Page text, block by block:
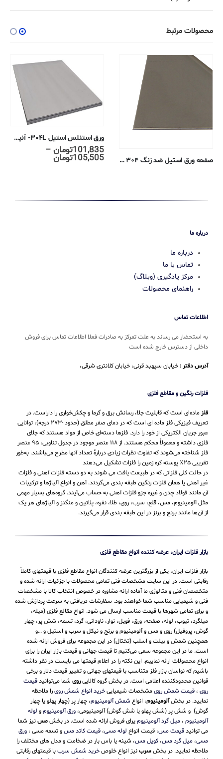
محصولات مرتبط
صفحه ورق استیل ضد زنگ ۳۰۴ – ۰٫۰۶۱ سانتی متر – ۲B آنیل
ورق استنلس استیل ۳۰۴L- آنیل شده- ۲B- ضخامت ۲٫۵ میلیمتر
101,835تومان –
105,505تومانمحدوده
قیمت:
درباره ما
درباره ما
تماس با ما
مرکز یادگیری (وبلاگ)
راهنمای محصولات
اطلاعات تماس
به استحضار می رساند به علت تمرکز به صادرات فعلا اطلاعات تماس برای فروش
داخلی از دسترس خارج شده است
آدرس دفتر : خیابان سپهبد قرنی، خیابان کلانتری شرقی،
فلزات رنگین و مقاطع فلزی
فلز ماده‌ای است که قابلیت جلا، رسانش برق و گرما و چکش‌خواری را داراست. در
تعریف فیزیکی فلز ماده ای است که در دمای صفر مطلق (حدود -۲۷۳ درجه)، توانایی
عبور جریان الکتریکی از خود را دارد. فلزها دسته‌ای خاص از مواد هستند که جلای
فلزی داشته و معمولاً محکم هستند. از ۱۱۸ عنصر موجود در جدول تناوبی، ۹۵ عنصر
فلز شناخته می‌شوند که تفاوت نظرات زیادی دربارهٔ تعداد آنها مطرح می‌باشند. به‌طور
تقریبی ۲۵٪ پوسته کره زمین را فلزات تشکیل می‌دهند
در حالت کلی فلزاتی که در طبیعت یافت می شوند به دو دسته فلزات آهنی و فلزات
غیر آهنی یا همان فلزات رنگین طبقه بندی می‌گردند. آهن و انواع آلیاژها و ترکیبات
آن مانند فولاد چدن و غیره جزو فلزات آهنی به حساب می‌‌آیند. گروه‌های بسیار مهمی
مثل آلومینیوم، مس، قلع، سرب، روی، طلا، نقره، پلاتین و منگنز و آلیاژهای هر یک
از آن‌ها مانند برنج و برنز در این طبقه‌ بندی قرار می‌‌گیرند.
بازار فلزات ایران، عرضه کننده انواع مقاطع فلزی
بازار فلزات ایران، یکی از بزرگترین عرضه کنندگان انواع مقاطع فلزی با قیمتهای کاملاً
رقابتی است. در این سایت مشخصات فنی تمامی محصولات با جزئیات ارائه شده و
متخصصان فنی و متالوژی ما آماده ارائه مشاوره در خصوص انتخاب کالا با مشخصات
فنی و شیمیایی مناسب شما خواهند بود. سفارشات دریافتی به سرعت پردازش شده
و برای تمامی شهرها با قیمت مناسب ارسال می شود. انواع مقالع فلزی (میله،
میلگرد، تیوب، لوله، صفحه، ورق، فویل، نوار، ناودانی، گرد، تسمه، شش پر، چهار
گوش، پروفیل) روی و مس و آلومینیوم و برنج و نیکل و سرب و استیل و …و
همچنین شمش و بیلت و اسلب (تختال) در این مجموعه برای فروش ارائه شده
است. ما در این مجموعه سعی می‌کنیم تا قیمت جهانی و قیمت بازار ایران را برای
انواع محصولات ارائه نماییم. این نکته را در اعلام قیمتها می بایست در نظر داشته
باشیم که نواسان بازار فلز متناسب با قیمتهای جهانی و تغییر قیمت دلار و برخی
قوانین محدودکننده اعلامی است. در بخش گروه کالاییروی شما می‌توانیدقیمت
روی ، قیمت شمش رویمشخصات شیمیاییخرید انواع شمش رویرا ملاحظه
نمایید. در بخشآلومینیوم، انواع شمش آلومینیوم، چهار پر (چهار پهلو یا چهار
گوش) و شش پر (شش پهلو یا شش گوش) آلومینیومی، ورق آلومینیومو لوله
آلومینیوم ، میل گرد آلومینیومیرای فروش ارائه شده است. در بخشمسنیز شما
می توانیدقیمت مس، قیمت انواع لوله مسی، قیمت کاتد مسو تسمه مسی ، ورق
مسی، میل گرد مس، کویل مس، شینه یا باس بار در ضخامت و مدل های مختلف را
ملاحظه نمایید. در بخشسربنیز انواع خلوصخرید شمش سرببا قیمتهای رقابتی